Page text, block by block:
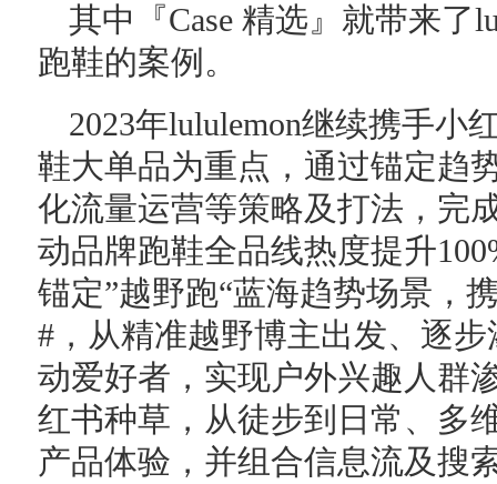
其中『Case 精选』就带来了
跑鞋的案例。
2023年lululemon继续携手小
鞋大单品为重点，通过锚定趋
化流量运营等策略及打法，完
动品牌跑鞋全品线热度提升
锚定”越野跑“蓝海趋势场景，
#，从精准越野博主出发、逐
动爱好者，实现户外兴趣人群
红书种草，从徒步到日常、多
产品体验，并组合信息流及搜